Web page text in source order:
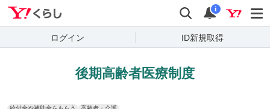
検索 通知
i
ログイン ID新規取得
後期高齢者医療制度